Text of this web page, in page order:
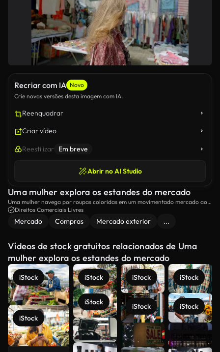
Recriar com IA Novo
Crie novas versões desta imagem com IA.
Reenquadrar
Criar vídeo
Reestilizar Em breve
Abrir no AI Studio
Uma mulher explora os estandes do mercado
Uma mulher navega por roupas coloridas em um movimentado mercado ao
ar livre, capturando a essência do comércio local.
Direitos Comerciais Livres
Mercado Compras Mercado exterior ...
Vídeos de stock gratuitos relacionados de Uma
mulher explora os estandes do mercado
iStock
iStock
iStock
iStock
iStock
iStock
iStock
iStock
Veja mais